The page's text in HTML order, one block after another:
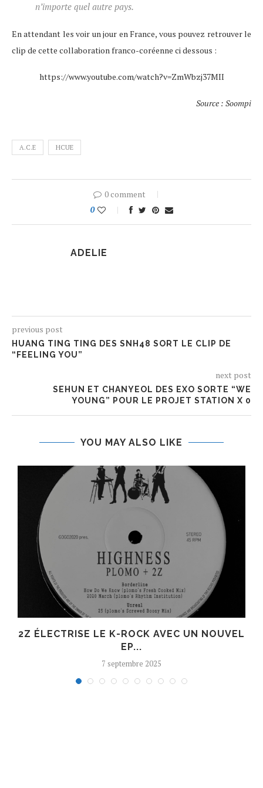
n’importe quel autre pays.
En attendant les voir un jour en France, vous pouvez retrouver le
clip de cette collaboration franco-coréenne ci dessous :
https://www.youtube.com/watch?v=ZmWbzj37MII
Source : Soompi
A.C.E HCUE
0 comment
0
ADELIE
previous post
HUANG TING TING DES SNH48 SORT LE CLIP DE
“FEELING YOU”
next post
SEHUN ET CHANYEOL DES EXO SORTE “WE
YOUNG” POUR LE PROJET STATION X 0
YOU MAY ALSO LIKE
2Z ÉLECTRISE LE K-ROCK AVEC UN NOUVEL
EP...
7 septembre 2025